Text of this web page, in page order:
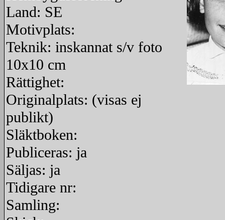
Land: SE
Motivplats:
Teknik: inskannat s/v foto
10x10 cm
Rättighet:
Originalplats: (visas ej
publikt)
Släktboken:
Publiceras: ja
Säljas: ja
Tidigare nr:
Samling: